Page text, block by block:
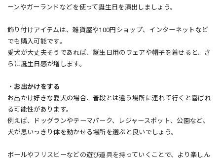
ーンやガーランドなどを使って誕生日を演出しましょう。
飾り付けアイテムは、雑貨屋や100円ショップ、インターネットなど
でも購入可能です。
愛犬が大丈夫そうであれば、誕生日用のウェアや帽子を着せると、さ
らに誕生日感が増します。
・ お出かけをする
お出かけ好きな愛犬の場合、普段とは違う場所に連れて行くと喜ばれ
る可能性があります。
例えば、ドッグランやテーマパーク、レジャースポット、公園など、
犬が思いっきり体を動かせる場所を選ぶと良いでしょう。
ボールやフリスビーなどの遊び道具を持っていくことで、より楽しん